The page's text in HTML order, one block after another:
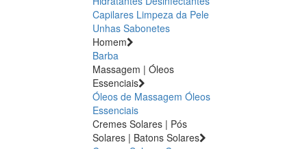
Capilares Limpeza da Pele
Unhas Sabonetes
Homem
Barba
Massagem | Óleos
Essenciais
Óleos de Massagem Óleos
Essenciais
Cremes Solares | Pós
Solares | Batons Solares